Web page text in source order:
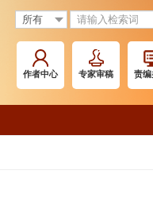
作者中心 专家审稿 责编